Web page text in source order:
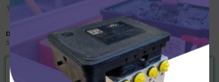
Da simo73
5 Dicembre 2012in Meccatronica
VAI ALLA SOLUZIONE